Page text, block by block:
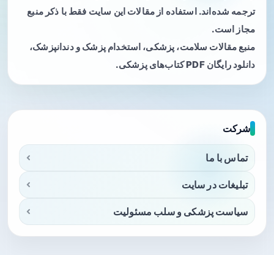
ترجمه شده‌اند. استفاده از مقالات این سایت فقط با ذکر منبع
مجاز است.
منبع مقالات سلامت، پزشکی، استخدام پزشک و دندانپزشک،
دانلود رایگان PDF کتاب‌های پزشکی.
شرکت
تماس با ما
تبلیغات در سایت
سیاست پزشکی و سلب مسئولیت